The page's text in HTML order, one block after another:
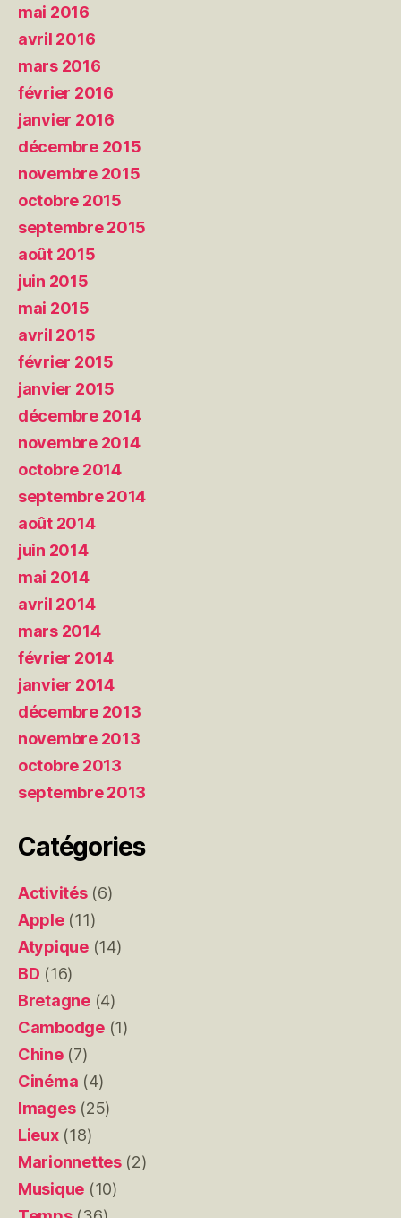
mai 2016
avril 2016
mars 2016
février 2016
janvier 2016
décembre 2015
novembre 2015
octobre 2015
septembre 2015
août 2015
juin 2015
mai 2015
avril 2015
février 2015
janvier 2015
décembre 2014
novembre 2014
octobre 2014
septembre 2014
août 2014
juin 2014
mai 2014
avril 2014
mars 2014
février 2014
janvier 2014
décembre 2013
novembre 2013
octobre 2013
septembre 2013
Catégories
Activités(6)
Apple(11)
Atypique(14)
BD (16)
Bretagne(4)
Cambodge(1)
Chine(7)
Cinéma (4)
Images(25)
Lieux(18)
Marionnettes(2)
Musique (10)